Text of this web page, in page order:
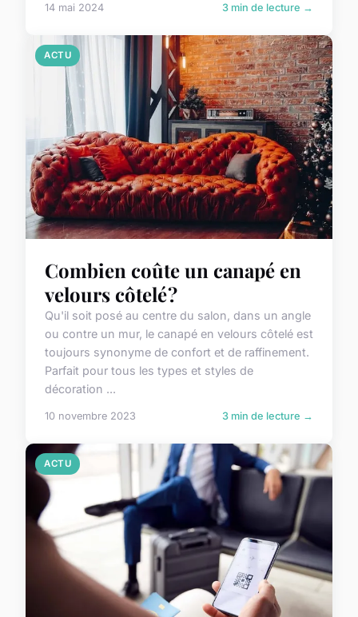
14 mai 2024 3 min de lecture →
ACTU
Combien coûte un canapé en
velours côtelé ?
Qu'il soit posé au centre du salon, dans un angle
ou contre un mur, le canapé en velours côtelé est
toujours synonyme de confort et de raffinement.
Parfait pour tous les types et styles de
décoration ...
10 novembre 2023 3 min de lecture →
ACTU